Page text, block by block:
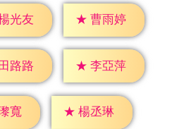
光友 ★ 曹雨婷
田路路 ★ 李亞萍
寬 ★ 楊丞琳